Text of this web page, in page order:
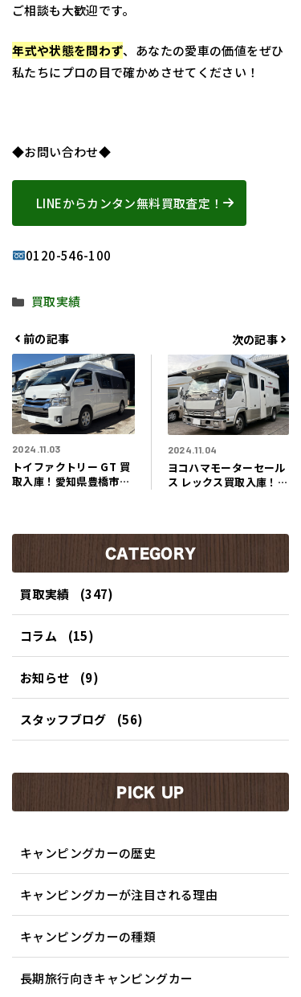
ご相談も大歓迎です。
年式や状態を問わず、あなたの愛車の価値をぜひ
私たちにプロの目で確かめさせてください！
◆お問い合わせ◆
LINEからカンタン無料買取査定！
0120-546-100
カ
ゴ
リ
ー
買取実績
前の記事
2024.11.03
トイファクトリー GT 買
取入庫！愛知県豊橋市の
ピングカー買取させてい
次の記事
2024.11.04
ヨコハマモーターセール
ス レックス買取入庫！こ
した！
CATEGORY
買取実績 (347)
コラム (15)
お知らせ (9)
スタッフブログ (56)
PICK UP
キャンピングカーの歴史
キャンピングカーが注目される理由
キャンピングカーの種類
長期旅行向きキャンピングカー